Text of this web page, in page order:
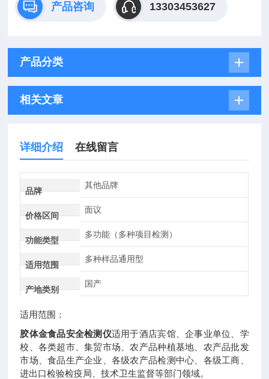
产品咨询 13303453627
产品分类
相关文章
详细介绍 在线留言
品牌
其他品牌
价格区间
面议
功能类型
多功能（多种项目检测）
适用范围
多种样品通用型
产地类别
国产
适用范围：
胶体金食品安全检测仪适用于酒店宾馆、企事业单位、学
校、各类超市、集贸市场、农产品种植基地、农产品批发
市场、食品生产企业、各级农产品检测中心、各级工商、
进出口检验检疫局、技术卫生监督等部门领域。